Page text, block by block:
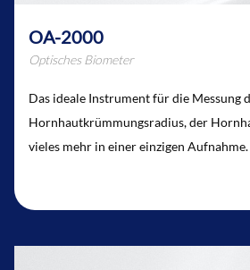
OA-2000
Optisches Biometer
Das ideale Instrument für die Messung
Hornhautkrümmungsradius, der
vieles mehr in einer einzigen Aufnahme.